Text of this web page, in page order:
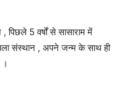
पिछले 5 वर्षों से सासाराम में
संस्थान , अपने जन्म के साथ ही